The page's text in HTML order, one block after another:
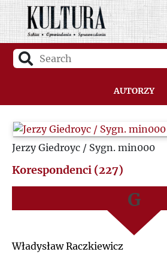
Autorzy
Jerzy Giedroyc / Sygn. min000
Korespondenci (227)
A
B
C
D
G
H
Władysław Raczkiewicz